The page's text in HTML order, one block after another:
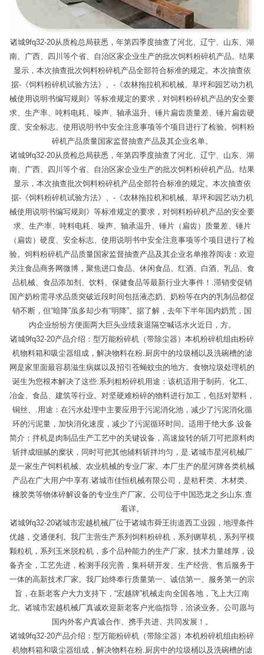
诸城9fq32-20从质检总局获悉，年第四季度抽查了河北、辽宁、山东、湖
南、广西、四川等个省、自治区家企业生产的批次饲料粉碎机产品。结果
显示，本次抽查批次饲料粉碎机产品全部符合标准的规定。本次抽查依
据-《饲料粉碎机试验方法》、-《农林拖拉机和机械、草坪和园艺动力机
械使用说明书编写规则》等标准规定的要求，对饲料粉碎机产品的安全要
求、生产率、吨料电耗、噪声、轴承温升、锤片扁齿质量差、锤片扁齿硬
度、安全标志、使用说明书中安全注意事项等个项目进行了检验。饲料粉
碎机产品质量国家监督抽查产品及其企业名单。
诸城9fq32-20从质检总局获悉，年第四季度抽查了河北、辽宁、山东、湖
南、广西、四川等个省、自治区家企业生产的批次饲料粉碎机产品。结果
显示，本次抽查批次饲料粉碎机产品全部符合标准的规定。本次抽查依
据-《饲料粉碎机试验方法》、-《农林拖拉机和机械、草坪和园艺动力机
械使用说明书编写规则》等标准规定的要求，对饲料粉碎机产品的安全要
求、生产率、吨料电耗、噪声、轴承温升、锤片（扁齿）质量差、锤片
（扁齿）硬度、安全标志、使用说明书中安全注意事项等个项目进行了检
验。饲料粉碎机产品质量国家监督抽查产品及其企业名单推荐阅读：欢迎
关注食品商务网微博，聚焦进口食品、休闲食品、红酒、白酒、乳品、食
品机械、食品添加剂、饮料、保健食品等最新行业大事件！.滞销变促销
国产奶粉需寻求品质突破近段时间包括液态奶、奶粉等在内的乳制品都促
销不断，但“暗降”虽多却少有“明降”。据了解，去年下半年国内奶荒，国
内企业纷纷方便面两大巨头业绩衰退隔空喊话水火近日，方。
诸城9fq32-20产品介绍：型万能粉碎机（带除尘器）本机粉碎机组由粉碎
机物料箱和吸尘器组成，解决物料在粉.厨房中的垃圾桶以及洗碗槽的滤
网是家里面最容易滋生病媒以及招引苍蝇蚊虫的地方。食物垃圾处理机的
诞生为您根本解决了这些.系列粗粉碎机用途：该机适用于制药、化工、
冶金、食品、建筑等行业。对坚硬难粉碎的物料进行加工，包括对塑料，
铜丝、.用途：在污水处理中主要应用于污泥消化池，减少了污泥消化循
环的污泥量，加快消化速度，减少了污泥循环时间。适用于绝大多.设备
简介：拌机是肉制品生产工艺中的关键设备，高速旋转的斩刀可把原料肉
斩拌成细腻的糜状，同时可把其他辅料斩拌均匀，是.诸城市星河机械厂
是一家生产饲料机械、农业机械的专业厂家。本厂生产的星河牌各类机械
产品在广大用户中享有.诸城市佳恒机械有限公司，是秸秆类、木材类、
橡胶类等物体碎解设备的专业生产厂家。公司位于中国恐龙之乡山东.查
看详。
诸城9fq32-20诸城市宏越机械厂位于诸城市舜王街道西工业园，地理条件
优越，交通便利。我厂主营生产系列饲料粉碎机，系列铡草机，系列平模
颗粒机，系列玉米脱粒机，多个品种能力的生产厂家。技术力量雄厚，设
备齐全，工艺先进，检测手段完善，集科研开发、生产经营、售后服务于
一体的高新技术厂家。我厂始终奉行质量第一、诚信第一、服务第一的宗
旨，在新老客户大力支持下，“宏越牌”机械走向全国各地，飞上大江南
北。诸城市宏越机械厂真诚欢迎新老客户光临指导，洽谈业务。公司愿与
国内外客户真诚合作、携手共进、共同发展！。
诸城9fq32-20产品介绍：型万能粉碎机（带除尘器）本机粉碎机组由粉碎
机物料箱和吸尘器组成，解决物料在粉.厨房中的垃圾桶以及洗碗槽的滤